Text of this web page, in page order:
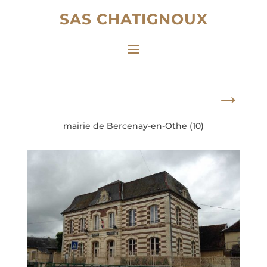
SAS CHATIGNOUX
→
mairie de Bercenay-en-Othe (10)